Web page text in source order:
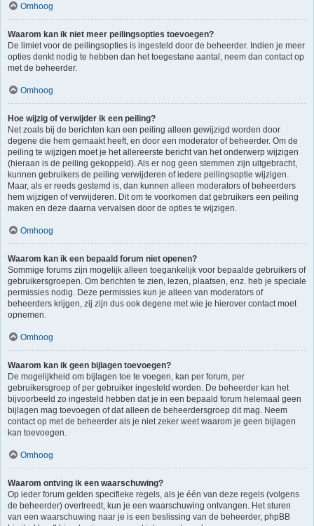
Omhoog
Waarom kan ik niet meer peilingsopties toevoegen?
De limiet voor de peilingsopties is ingesteld door de beheerder. Indien je meer
opties denkt nodig te hebben dan het toegestane aantal, neem dan contact op
met de beheerder.
Omhoog
Hoe wijzig of verwijder ik een peiling?
Net zoals bij de berichten kan een peiling alleen gewijzigd worden door
degene die hem gemaakt heeft, en door een moderator of beheerder. Om de
peiling te wijzigen moet je het allereerste bericht van het onderwerp wijzigen
(hieraan is de peiling gekoppeld). Als er nog geen stemmen zijn uitgebracht,
kunnen gebruikers de peiling verwijderen of iedere peilingsoptie wijzigen.
Maar, als er reeds gestemd is, dan kunnen alleen moderators of beheerders
hem wijzigen of verwijderen. Dit om te voorkomen dat gebruikers een peiling
maken en deze daarna vervalsen door de opties te wijzigen.
Omhoog
Waarom kan ik een bepaald forum niet openen?
Sommige forums zijn mogelijk alleen toegankelijk voor bepaalde gebruikers of
gebruikersgroepen. Om berichten te zien, lezen, plaatsen, enz. heb je speciale
permissies nodig. Deze permissies kun je alleen van moderators of
beheerders krijgen, zij zijn dus ook degene met wie je hierover contact moet
opnemen.
Omhoog
Waarom kan ik geen bijlagen toevoegen?
De mogelijkheid om bijlagen toe te voegen, kan per forum, per
gebruikersgroep of per gebruiker ingesteld worden. De beheerder kan het
bijvoorbeeld zo ingesteld hebben dat je in een bepaald forum helemaal geen
bijlagen mag toevoegen of dat alleen de beheerdersgroep dit mag. Neem
contact op met de beheerder als je niet zeker weet waarom je geen bijlagen
kan toevoegen.
Omhoog
Waarom ontving ik een waarschuwing?
Op ieder forum gelden specifieke regels, als je één van deze regels (volgens
de beheerder) overtreedt, kun je een waarschuwing ontvangen. Het sturen
van een waarschuwing naar je is een beslissing van de beheerder, phpBB